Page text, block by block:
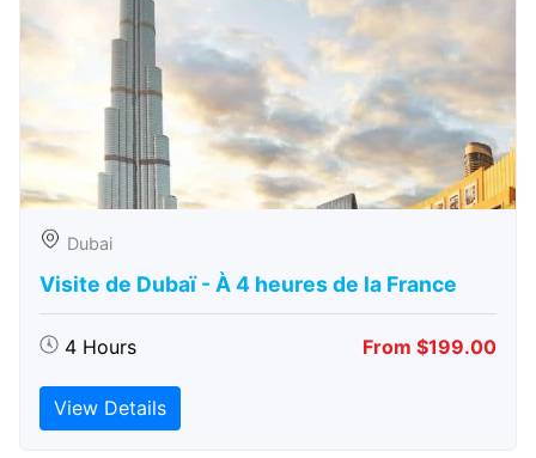
Dubai
Visite de Dubaï - À 4 heures de la France
4 Hours From $199.00
View Details